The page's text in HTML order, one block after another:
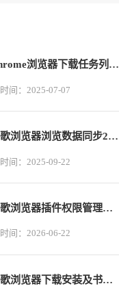
Chrome浏览器下载任务列表空白修复技巧
时间：2025-07-07
谷歌浏览器浏览数据同步2025年最新备份教程
时间：2025-09-22
谷歌浏览器插件权限管理及集中设置教程
时间：2026-06-22
谷歌浏览器下载安装及书签管理优化技巧教程